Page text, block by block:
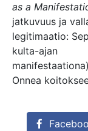
as a
jatkuvuus ja
legitimaatio:
kulta-ajan
Onnea